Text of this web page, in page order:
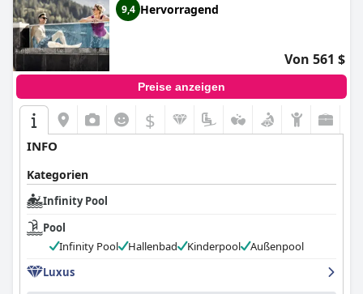
9,4 Hervorragend
Von 561 $
Preise anzeigen
$
INFO
Kategorien
Infinity Pool
Pool
Infinity Pool
Hallenbad Kinderpool
Außenpool
Luxus